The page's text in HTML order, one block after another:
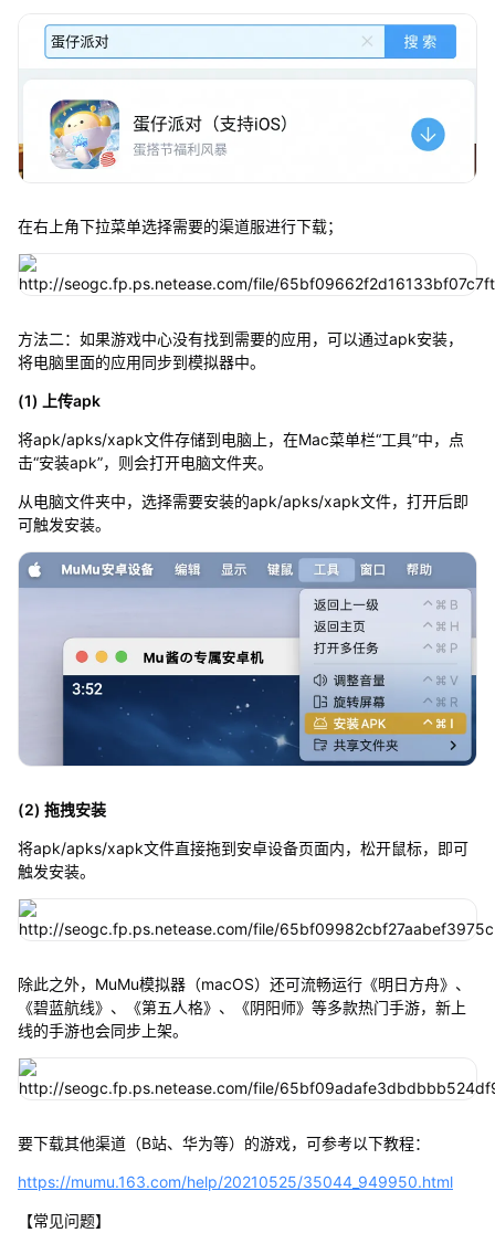
在右上角下拉菜单选择需要的渠道服进行下载；
方法二：如果游戏中心没有找到需要的应用，可以通过apk安装，
将电脑里面的应用同步到模拟器中。
(1) 上传apk
将apk/apks/xapk文件存储到电脑上，在Mac菜单栏“工具”中，点
击“安装apk”，则会打开电脑文件夹。
从电脑文件夹中，选择需要安装的apk/apks/xapk文件，打开后即
可触发安装。
(2) 拖拽安装
将apk/apks/xapk文件直接拖到安卓设备页面内，松开鼠标，即可
触发安装。
除此之外，MuMu模拟器（macOS）还可流畅运行《明日方舟》、
《碧蓝航线》、《第五人格》、《阴阳师》等多款热门手游，新上
线的手游也会同步上架。
要下载其他渠道（B站、华为等）的游戏，可参考以下教程：
https://mumu.163.com/help/20210525/35044_949950.html
【常见问题】